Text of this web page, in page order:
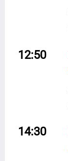
12:50
14:30